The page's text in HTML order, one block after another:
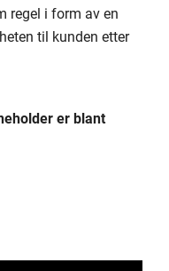
regel i form av en
til kunden etter
er blant